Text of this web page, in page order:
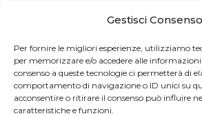
Gestisci Consenso
Per fornire le migliori esperienze, utilizziamo
per memorizzare e/o accedere alle informazioni
consenso a queste tecnologie ci permetterà di
comportamento di navigazione o ID unici su
acconsentire o ritirare il consenso può influire
caratteristiche e funzioni.
perceptions on loan restrictions.
Economics & Finance. DOI:
https://doi.org/10.1016/